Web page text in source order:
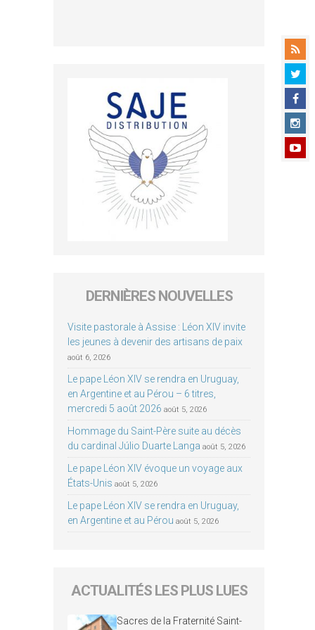
DERNIÈRES NOUVELLES
Visite pastorale à Assise : Léon XIV invite
les jeunes à devenir des artisans de paix
août 6, 2026
Le pape Léon XIV se rendra en Uruguay,
en Argentine et au Pérou – 6 titres,
mercredi 5 août 2026 août 5, 2026
Hommage du Saint-Père suite au décès
du cardinal Júlio Duarte Langa août 5, 2026
Le pape Léon XIV évoque un voyage aux
États-Unis août 5, 2026
Le pape Léon XIV se rendra en Uruguay,
en Argentine et au Pérou août 5, 2026
ACTUALITÉS LES PLUS LUES
Sacres de la Fraternité Saint-